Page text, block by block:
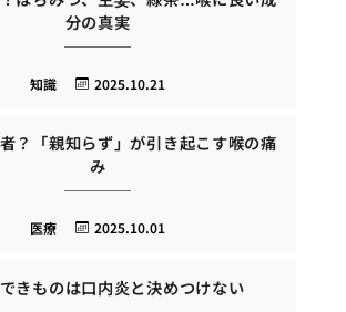
分の真実
2025.10.21
知識
？「親知らず」が引き起こす喉の痛
み
2025.10.01
医療
きものは口内炎と決めつけない